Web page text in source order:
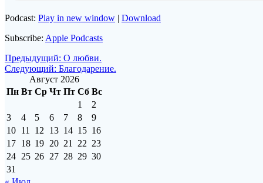
Podcast: Play in new window | Download
Subscribe: Apple Podcasts
Навигация
по
записям
Предыдущий: Предыдущая
запись:
О любви.
Следующий: Следующая
запись:
Благодарение.
Август 2026
Пн Вт Ср Чт Пт Сб Вс
1
2
3
4 5 6 7 8
9
10 11 12 13 14 15 16
17 18 19 20 21 22 23
24 25 26 27 28 29 30
31